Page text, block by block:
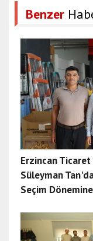
Benzer
Erzincan Ticaret
Süleyman
Seçim